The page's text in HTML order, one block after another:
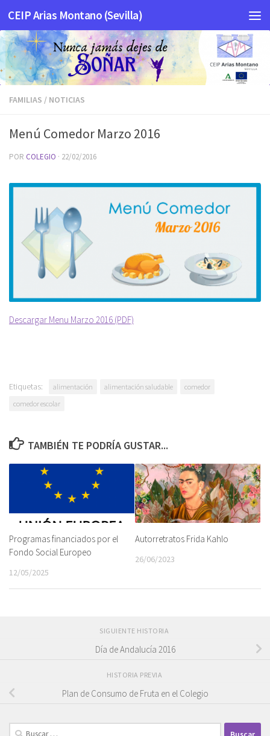
Saltar al contenido
CEIP Arias Montano (Sevilla)
FAMILIAS / NOTICIAS
Menú Comedor Marzo 2016
POR COLEGIO · 22/02/2016
Descargar Menu Marzo 2016 (PDF)
Etiquetas: alimentación alimentación saludable
comedor
comedor escolar
TAMBIÉN TE PODRÍA GUSTAR...
Programas financiados por el
Fondo Social Europeo
12/05/2025
Autorretratos Frida Kahlo
26/06/2023
SIGUIENTE HISTORIA
Día de Andalucía 2016
HISTORIA PREVIA
Plan de Consumo de Fruta en el Colegio
Buscar: